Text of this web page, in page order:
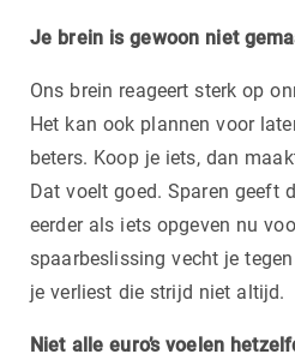
Je brein is gewoon niet
Ons brein reageert sterk op
Het kan ook plannen voor
beters. Koop je iets, dan
Dat voelt goed. Sparen geeft
eerder als iets opgeven nu
spaarbeslissing vecht je
je verliest die strijd niet altijd.
Niet alle euro’s voelen